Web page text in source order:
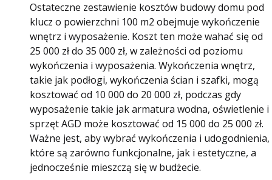
Ostateczne zestawienie kosztów budowy domu pod
klucz o powierzchni 100 m2 obejmuje wykończenie
wnętrz i wyposażenie. Koszt ten może wahać się od
25 000 zł do 35 000 zł, w zależności od poziomu
wykończenia i wyposażenia. Wykończenia wnętrz,
takie jak podłogi, wykończenia ścian i szafki, mogą
kosztować od 10 000 do 20 000 zł, podczas gdy
wyposażenie takie jak armatura wodna, oświetlenie i
sprzęt AGD może kosztować od 15 000 do 25 000 zł.
Ważne jest, aby wybrać wykończenia i udogodnienia,
które są zarówno funkcjonalne, jak i estetyczne, a
jednocześnie mieszczą się w budżecie.